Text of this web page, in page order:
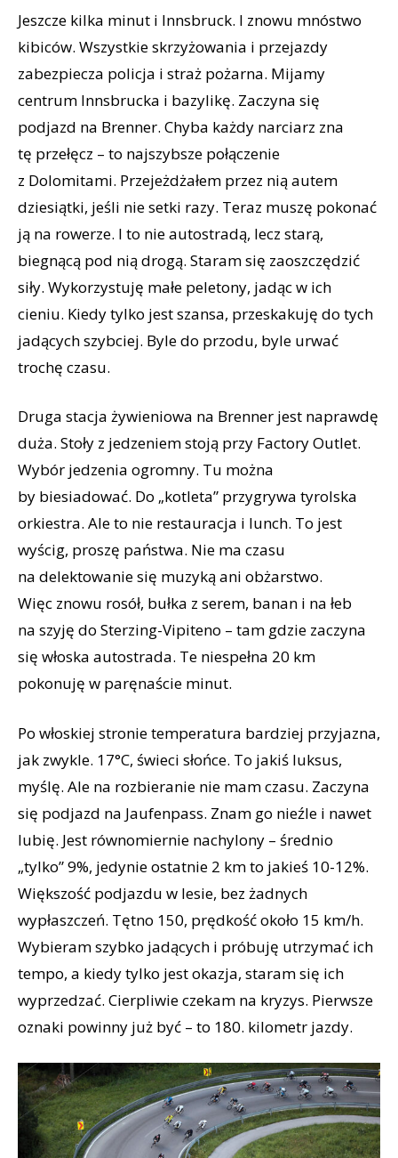
Jeszcze kilka minut i Innsbruck. I znowu mnóstwo
kibiców. Wszystkie skrzyżowania i przejazdy
zabezpiecza policja i straż pożarna. Mijamy
centrum Innsbrucka i bazylikę. Zaczyna się
podjazd na Brenner. Chyba każdy narciarz zna
tę przełęcz – to najszybsze połączenie
z Dolomitami. Przejeżdżałem przez nią autem
dziesiątki, jeśli nie setki razy. Teraz muszę pokonać
ją na rowerze. I to nie autostradą, lecz starą,
biegnącą pod nią drogą. Staram się zaoszczędzić
siły. Wykorzystuję małe peletony, jadąc w ich
cieniu. Kiedy tylko jest szansa, przeskakuję do tych
jadących szybciej. Byle do przodu, byle urwać
trochę czasu.
Druga stacja żywieniowa na Brenner jest naprawdę
duża. Stoły z jedzeniem stoją przy Factory Outlet.
Wybór jedzenia ogromny. Tu można
by biesiadować. Do „kotleta” przygrywa tyrolska
orkiestra. Ale to nie restauracja i lunch. To jest
wyścig, proszę państwa. Nie ma czasu
na delektowanie się muzyką ani obżarstwo.
Więc znowu rosół, bułka z serem, banan i na łeb
na szyję do Sterzing-Vipiteno – tam gdzie zaczyna
się włoska autostrada. Te niespełna 20 km
pokonuję w paręnaście minut.
Po włoskiej stronie temperatura bardziej przyjazna,
jak zwykle. 17°C, świeci słońce. To jakiś luksus,
myślę. Ale na rozbieranie nie mam czasu. Zaczyna
się podjazd na Jaufenpass. Znam go nieźle i nawet
lubię. Jest równomiernie nachylony – średnio
„tylko” 9%, jedynie ostatnie 2 km to jakieś 10-12%.
Większość podjazdu w lesie, bez żadnych
wypłaszczeń. Tętno 150, prędkość około 15 km/h.
Wybieram szybko jadących i próbuję utrzymać ich
tempo, a kiedy tylko jest okazja, staram się ich
wyprzedzać. Cierpliwie czekam na kryzys. Pierwsze
oznaki powinny już być – to 180. kilometr jazdy.